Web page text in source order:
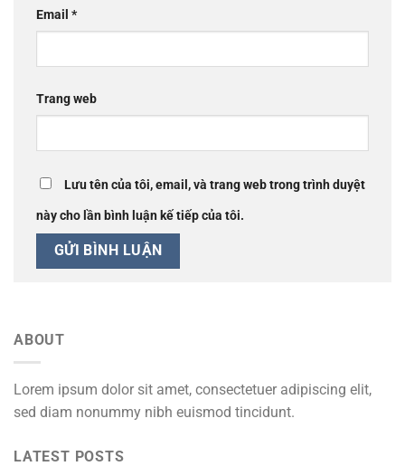
Email *
Trang web
Lưu tên của tôi, email, và trang web trong trình duyệt
này cho lần bình luận kế tiếp của tôi.
ABOUT
Lorem ipsum dolor sit amet, consectetuer adipiscing elit,
sed diam nonummy nibh euismod tincidunt.
LATEST POSTS